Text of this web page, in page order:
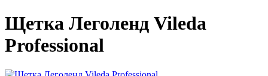
Щетка Леголенд Vileda
Professional